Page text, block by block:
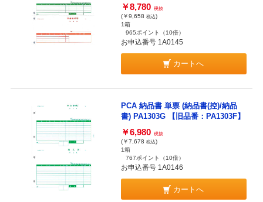
￥8,780 税抜
(￥9,658 税込)
1箱
965ポイント
（10倍）
お申込番号 1A0145
カートへ
PCA 納品書 単票 (納品書(控)/納品
書) PA1303G 【旧品番：PA1303F】
￥6,980 税抜
(￥7,678 税込)
1箱
767ポイント
（10倍）
お申込番号 1A0146
カートへ